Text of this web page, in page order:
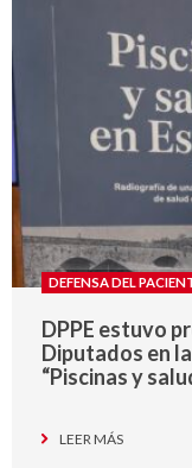
DEFENSA DEL
DPPE estuvo
Diputados en
“Piscinas y
LEER MÁS